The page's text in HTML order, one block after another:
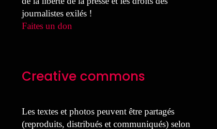
journalistes exilés !
Faites un don
Creative commons
Les textes et photos peuvent être partagés
(reproduits, distribués et communiqués) selon